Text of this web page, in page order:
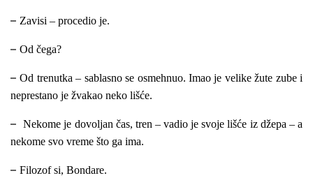
– Zavisi – procedio je.
– Od čega?
–Od trenutka – sablasno se osmehnuo. Imao je velike žute zube i
neprestano je žvakao neko lišće.
–Nekome je dovoljan čas, tren – vadio je svoje lišće iz džepa – a
nekome svo vreme što ga ima.
– Filozof si, Bondare.